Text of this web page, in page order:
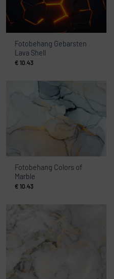
Fotobehang Gebarsten
Lava Shell
€ 10.43
Fotobehang Colors of
Marble
€ 10.43